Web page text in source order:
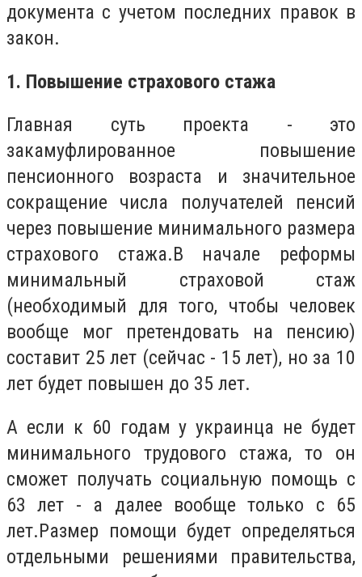
документа с учетом последних правок в
закон.
1. Повышение страхового стажа
Главная суть проекта - это
закамуфлированное повышение
пенсионного возраста и значительное
сокращение числа получателей пенсий
через повышение минимального размера
страхового стажа.В начале реформы
минимальный страховой стаж
(необходимый для того, чтобы человек
вообще мог претендовать на пенсию)
составит 25 лет (сейчас - 15 лет), но за 10
лет будет повышен до 35 лет.
А если к 60 годам у украинца не будет
минимального трудового стажа, то он
сможет получать социальную помощь с
63 лет - а далее вообще только с 65
лет.Размер помощи будет определяться
отдельными решениями правительства,